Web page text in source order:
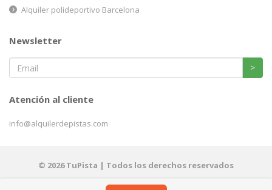
Alquiler polideportivo Barcelona
Newsletter
>
Atención al cliente
info@alquilerdepistas.com
© 2026 TuPista | Todos los derechos reservados